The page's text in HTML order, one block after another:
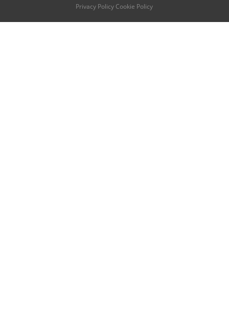
Privacy Policy Cookie Policy